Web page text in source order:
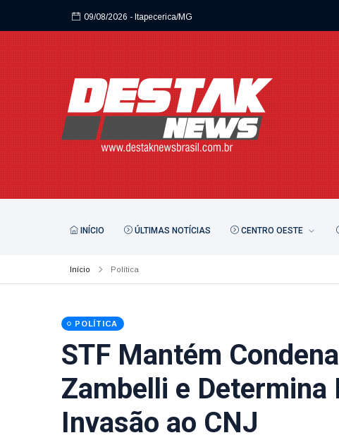
09/08/2026 - Itapecerica/MG
INÍCIO ÚLTIMAS NOTÍCIAS CENTRO OESTE
Início Política
POLÍTICA
STF Mantém
Zambelli e
Invasão ao CNJ